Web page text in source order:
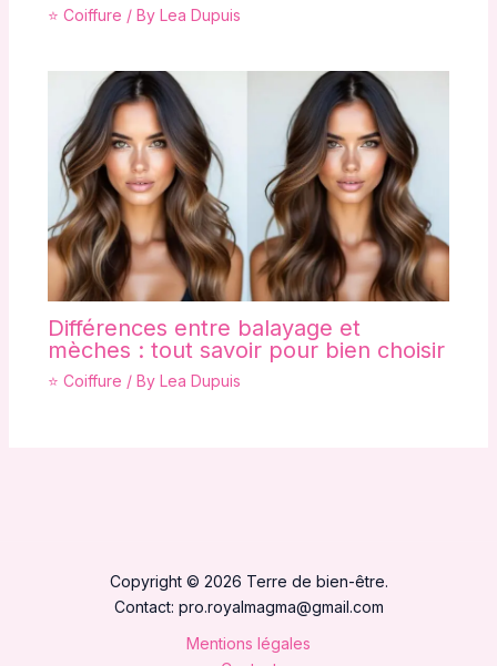
⭐ Coiffure / By Lea Dupuis
Différences entre balayage et
mèches : tout savoir pour bien choisir
⭐ Coiffure / By Lea Dupuis
Copyright © 2026 Terre de bien-être.
Contact: pro.royalmagma@gmail.com
Mentions légales